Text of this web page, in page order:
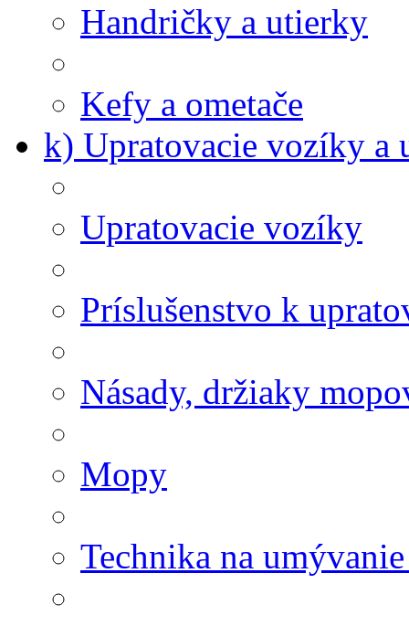
Handričky a utierky
Kefy a ometače
k) Upratovacie vozíky a
Upratovacie vozíky
Príslušenstvo k
Násady, držiaky
Mopy
Technika na